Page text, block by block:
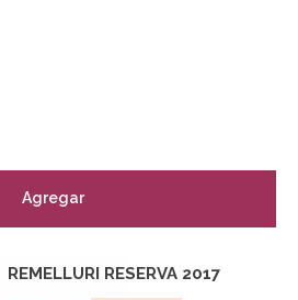
Agregar
REMELLURI RESERVA 2017